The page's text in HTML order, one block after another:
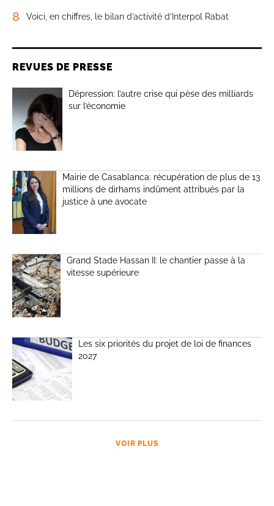
8 Voici, en chiffres, le bilan d’activité d’Interpol Rabat
REVUES DE PRESSE
Dépression: l’autre crise qui pèse des milliards
sur l’économie
Mairie de Casablanca: récupération de plus de 13
millions de dirhams indûment attribués par la
justice à une avocate
Grand Stade Hassan II: le chantier passe à la
vitesse supérieure
Les six priorités du projet de loi de finances
2027
VOIR PLUS